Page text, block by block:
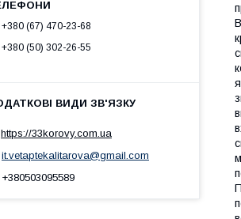
+380 (67) 470-23-68
+380 (50) 302-26-55
https://33korovy.com.ua
it.vetaptekalitarova@gmail.com
+380503095589